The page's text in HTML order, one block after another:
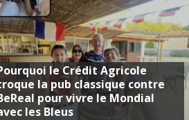
le Crédit Agricole
la pub classique contre
pour vivre le Mondial
les Bleus